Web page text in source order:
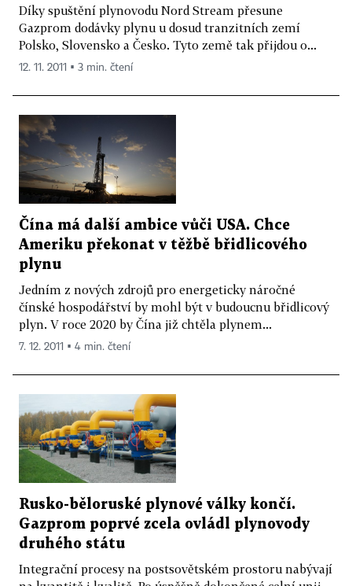
Díky spuštění plynovodu Nord Stream přesune
Gazprom dodávky plynu u dosud tranzitních zemí
Polsko, Slovensko a Česko. Tyto země tak přijdou o...
12. 11. 2011 ▪ 3 min. čtení
Čína má další ambice vůči USA. Chce
Ameriku překonat v těžbě břidlicového
plynu
Jedním z nových zdrojů pro energeticky náročné
čínské hospodářství by mohl být v budoucnu břidlicový
plyn. V roce 2020 by Čína již chtěla plynem...
7. 12. 2011 ▪ 4 min. čtení
Rusko-běloruské plynové války končí.
Gazprom poprvé zcela ovládl plynovody
druhého státu
Integrační procesy na postsovětském prostoru nabývají